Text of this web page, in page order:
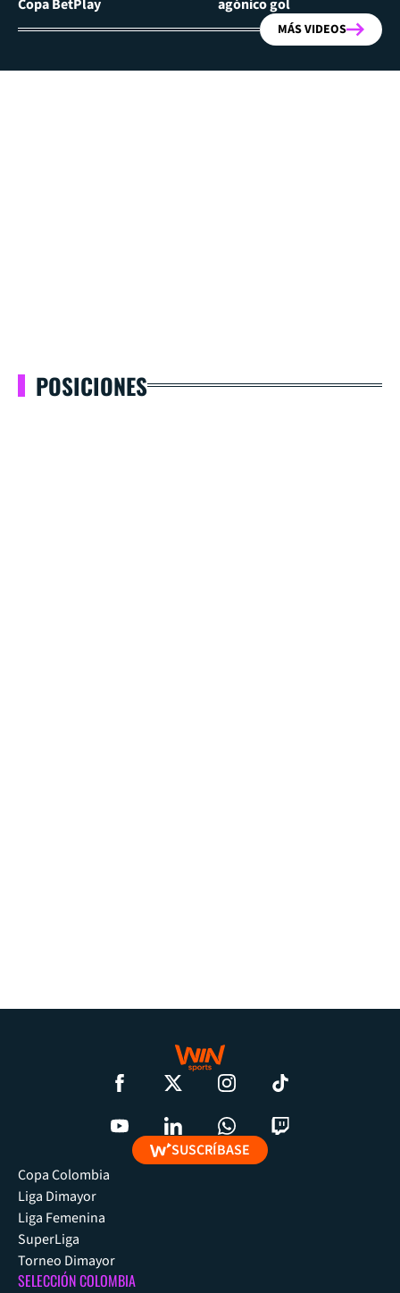
Copa BetPlay
agónico gol
MÁS VIDEOS
POSICIONES
SUSCRÍBASE
Copa Colombia
Liga Dimayor
Liga Femenina
SuperLiga
Torneo Dimayor
SELECCIÓN COLOMBIA